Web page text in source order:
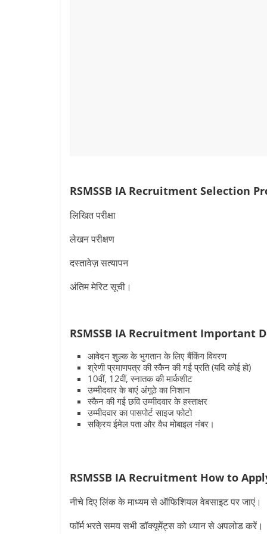
RSMSSB IA Recruitment Selection
लिखित परीक्षा
लेखन परीक्षण
दस्तावेज़ सत्यापन
अंतिम मेरिट सूची।
RSMSSB IA Recruitment Important
आवेदन शुल्क के भुगतान के लिए बैंकिंग विवरण
श्रेणी प्रमाणपत्र की स्कैन की गई प्रति (यदि कोई हो)
10वीं, 12वीं, स्नातक की मार्कशीट
उम्मीदवार के बाएं अंगूठे का निशान
स्कैन की गई छवि उम्मीदवार के हस्ताक्षर
उम्मीदवार का पासपोर्ट साइज फोटो
सक्रिय ईमेल पता और वैध मोबाइल नंबर।
RSMSSB IA Recruitment How to
नीचे दिए लिंक के माध्यम से ऑफिशियल वेबसाइट पर जाएं।
फॉर्म भरते समय सभी डॉक्यूमेंट्स को ध्यान से अपलोड करें।